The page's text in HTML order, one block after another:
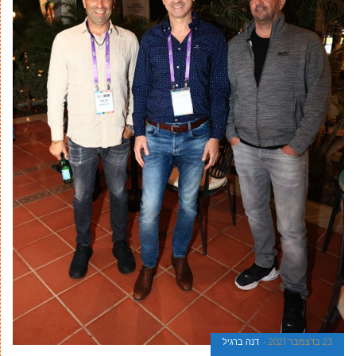
23 בדצמבר 2021 דנה ברגיל